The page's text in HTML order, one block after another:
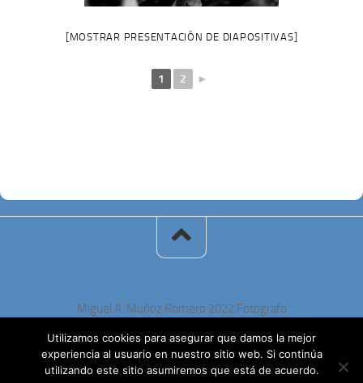
[MOSTRAR PRESENTACIÓN DE DIAPOSITIVAS]
1 2 ►
Miguel A. Muñoz Romero 2022 Fotógrafo
Utilizamos cookies para asegurar que damos la mejor
experiencia al usuario en nuestro sitio web. Si continúa
utilizando este sitio asumiremos que está de acuerdo.